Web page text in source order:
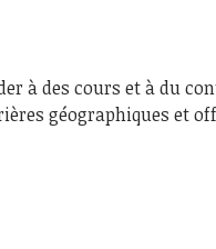
à des cours et à du
géographiques et